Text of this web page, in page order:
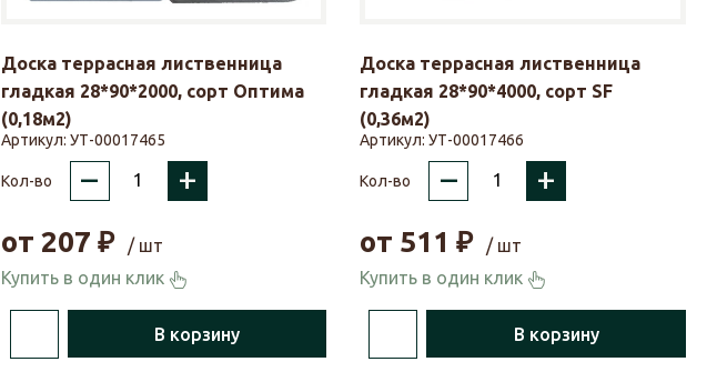
Доска террасная лиственница
гладкая 28*90*2000, сорт Оптима
(0,18м2)
Артикул: УТ-00017465
Кол-во – +
от 207 ₽
/ шт
Купить в один клик
В корзину
Доска террасная лиственница
гладкая 28*90*4000, сорт SF
(0,36м2)
Артикул:УТ-00017466
Кол-во – +
от 511 ₽
/ шт
Купить в один клик
В корзину